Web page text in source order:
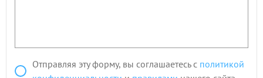
Отправляя эту форму, вы соглашаетесь с политикой